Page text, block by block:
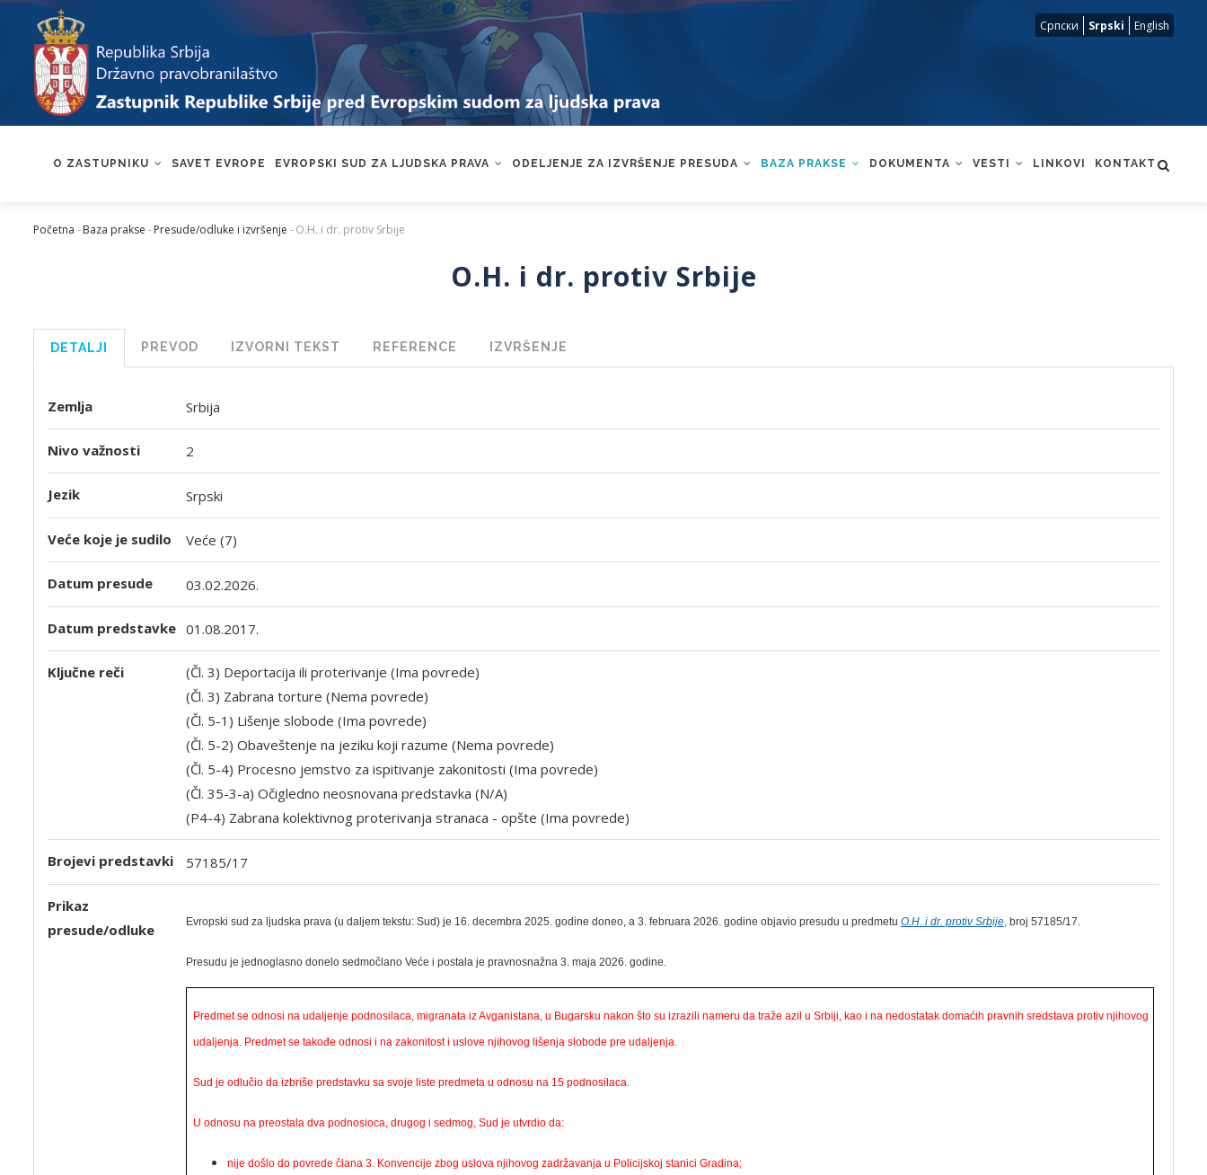
content
Српски Srpski English
NAVIGATION
O ZASTUPNIKU SAVET EVROPE EVROPSKI SUD ZA LJUDSKA PRAVA ODELJENJE ZA IZVRŠENJE PRESUDA BAZA PRAKSE DOKUMENTA VESTI LINKOVI KONTAKT
Početna -Baza prakse -Presude/odluke i izvršenje -O.H. i dr. protiv Srbije
O.H. i dr. protiv Srbije
DETALJI PREVOD IZVORNI TEKST REFERENCE IZVRŠENJE
Zemlja Srbija
Nivo važnosti 2
Jezik Srpski
Veće koje je sudilo Veće (7)
Datum presude 03.02.2026.
Datum predstavke 01.08.2017.
Ključne reči
(Čl. 3) Deportacija ili proterivanje (Ima povrede)
(Čl. 3) Zabrana torture (Nema povrede)
(Čl. 5-1) Lišenje slobode (Ima povrede)
(Čl. 5-2) Obaveštenje na jeziku koji razume (Nema povrede)
(Čl. 5-4) Procesno jemstvo za ispitivanje zakonitosti (Ima povrede)
(Čl. 35-3-a) Očigledno neosnovana predstavka (N/A)
(P4-4) Zabrana kolektivnog proterivanja stranaca - opšte (Ima povrede)
Brojevi predstavki 57185/17
Prikaz
presude/odluke
Evropski sud za ljudska prava (u daljem tekstu: Sud) je 16. decembra 2025. godine doneo, a 3. februara 2026. godine objavio presudu u predmetu O.H. i dr. protiv Srbije, broj 57185/17.
Presudu je jednoglasno donelo sedmočlano Veće i postala je pravnosnažna 3. maja 2026. godine.
Predmet se odnosi na udaljenje podnosilaca, migranata iz Avganistana, u Bugarsku nakon što su izrazili nameru da traže azil u Srbiji, kao i na nedostatak domaćih pravnih sredstava protiv njihovog
udaljenja. Predmet se takođe odnosi i na zakonitost i uslove njihovog lišenja slobode pre udaljenja.
Sud je odlučio da izbriše predstavku sa svoje liste predmeta u odnosu na 15 podnosilaca.
U odnosu na preostala dva podnosioca, drugog i sedmog, Sud je utvrdio da:
nije došlo do povrede člana 3. Konvencije zbog uslova njihovog zadržavanja u Policijskoj stanici Gradina;